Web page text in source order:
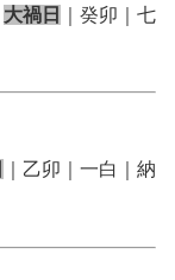
大禍日
｜癸卯｜七
｜乙卯｜一白｜納